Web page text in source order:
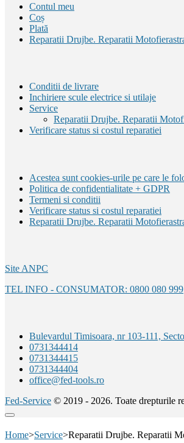
Contul meu
Coș
Plată
Reparatii Drujbe. Reparatii
Conditii de livrare
Inchiriere scule electrice si utilaje
Service
Reparatii Drujbe. Reparatii
Verificare status si costul reparatiei
Acestea sunt cookies-urile pe care le
Politica de confidentialitate + GDPR
Termeni si conditii
Verificare status si costul reparatiei
Reparatii Drujbe. Reparatii
Site ANPC
TEL INFO - CONSUMATOR: 0800 080 999
Bulevardul Timisoara, nr 103-111,
0731344414
0731344415
0731344404
office@fed-tools.ro
Fed-Service © 2019 - 2026. Toate drepturile
Go
top
Home>Service>Reparatii Drujbe. Reparatii